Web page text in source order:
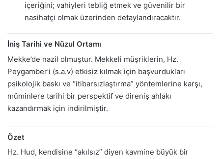
içeriğini; vahiyleri tebliğ etmek ve güvenilir bir
nasihatçi olmak üzerinden detaylandıracaktır.
İniş Tarihi ve Nüzul Ortamı
Mekke’de nazil olmuştur. Mekkeli müşriklerin, Hz.
Peygamber’i (s.a.v) etkisiz kılmak için başvurdukları
psikolojik baskı ve “itibarsızlaştırma” yöntemlerine karşı,
müminlere tarihi bir perspektif ve direniş ahlakı
kazandırmak için indirilmiştir.
Özet
Hz. Hud, kendisine “akılsız” diyen kavmine büyük bir